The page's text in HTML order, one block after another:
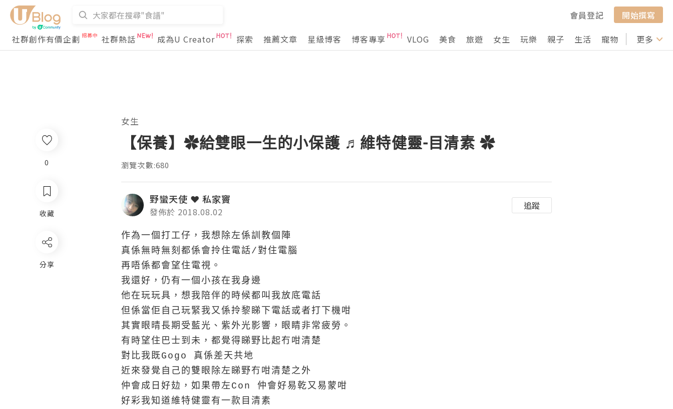
會員登記
開始撰寫
社群創作有價企劃
社群熱話 成為U Creator 探索 推薦文章 星級博客 博客專享 VLOG 美食 旅遊 女生 玩樂 親子 生活 寵物 行山 打卡
更多
0
收藏
分享
女生
【保養】✿給雙眼一生的小保護 ♬維特健靈-目清素 ✿
瀏覽次數:680
野蠻天使 ❤ 私家竇
發佈於 2018.08.02
追蹤
作為一個打工仔，我想除左係訓教個陣
真係無時無刻都係會拎住電話/對住電腦
再唔係都會望住電視。
我還好，仍有一個小孩在我身邊
他在玩玩具，想我陪伴的時候都叫我放底電話
但係當佢自己玩緊我又係拎黎睇下電話或者打下機咁
其實眼晴長期受藍光、紫外光影響，眼睛非常疲勞。
有時望住巴士到未，都覺得睇野比起冇咁清楚
對比我既Gogo 真係差天共地
近來發覺自己的雙眼除左睇野冇咁清楚之外
仲會成日好攰，如果帶左Con 仲會好易乾又易蒙咁
好彩我知道維特健靈有一款目清素